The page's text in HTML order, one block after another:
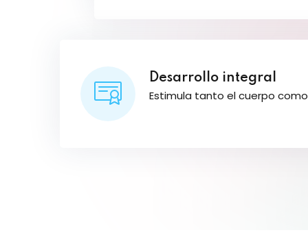
Desarrollo integral
Estimula tanto el cuerpo